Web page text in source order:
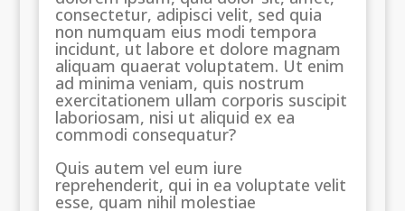
consectetur, adipisci velit, sed quia
non numquam eius modi tempora
incidunt, ut labore et dolore magnam
aliquam quaerat voluptatem. Ut enim
ad minima veniam, quis nostrum
exercitationem ullam corporis suscipit
laboriosam, nisi ut aliquid ex ea
commodi consequatur?
Quis autem vel eum iure
reprehenderit, qui in ea voluptate velit
esse, quam nihil molestiae